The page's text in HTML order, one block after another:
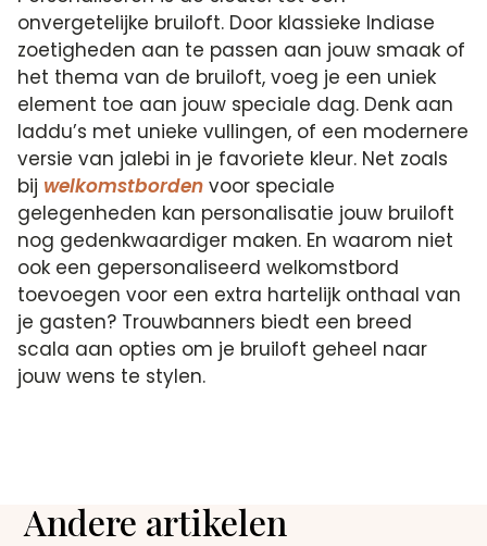
onvergetelijke bruiloft. Door klassieke Indiase
zoetigheden aan te passen aan jouw smaak of
het thema van de bruiloft, voeg je een uniek
element toe aan jouw speciale dag. Denk aan
laddu’s met unieke vullingen, of een modernere
versie van jalebi in je favoriete kleur. Net zoals
bij welkomstborden voor speciale
gelegenheden kan personalisatie jouw bruiloft
nog gedenkwaardiger maken. En waarom niet
ook een gepersonaliseerd welkomstbord
toevoegen voor een extra hartelijk onthaal van
je gasten? Trouwbanners biedt een breed
scala aan opties om je bruiloft geheel naar
jouw wens te stylen.
Andere artikelen